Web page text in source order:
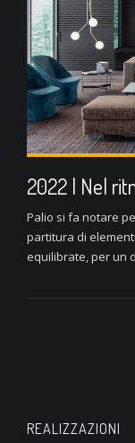
2022 | Nel
Palio si fa notare
partitura di
equilibrate, per un
REALIZZAZIONI